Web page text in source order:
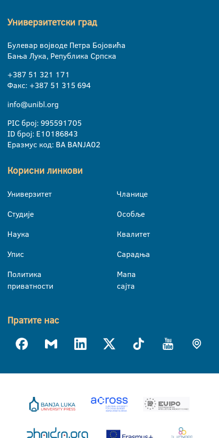
Универзитетски град
Булевар војводе Петра Бојовића
Бања Лука, Република Српска
+387 51 321 171
Факс: +387 51 315 694
info@unibl.org
PIC број: 995591705
ID број: E10186843
Еразмус код: BA BANJA02
Корисни линкови
Универзитет
Студије
Наука
Упис
Политика
приватности
Чланице
Особље
Квалитет
Сарадња
Мапа
сајта
Пратите нас